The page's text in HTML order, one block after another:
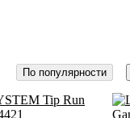
По популярности